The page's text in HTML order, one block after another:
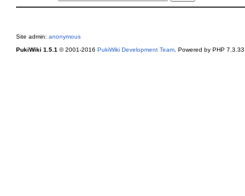
Site admin: anonymous
PukiWiki 1.5.1 © 2001-2016 PukiWiki Development Team. Powered by PHP